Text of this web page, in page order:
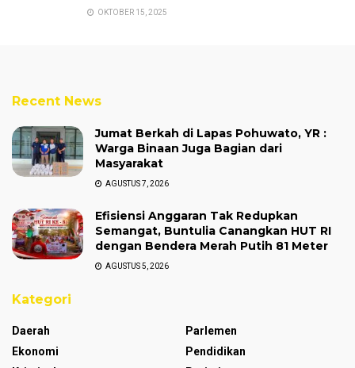
OKTOBER 15, 2025
Recent News
Jumat Berkah di Lapas Pohuwato, YR :
Warga Binaan Juga Bagian dari
Masyarakat
AGUSTUS 7, 2026
Efisiensi Anggaran Tak Redupkan
Semangat, Buntulia Canangkan HUT RI
dengan Bendera Merah Putih 81 Meter
AGUSTUS 5, 2026
Kategori
Daerah
Ekonomi
Parlemen
Pendidikan